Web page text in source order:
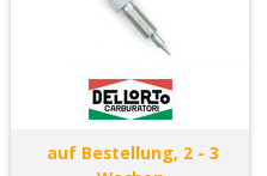
auf Bestellung, 2 - 3